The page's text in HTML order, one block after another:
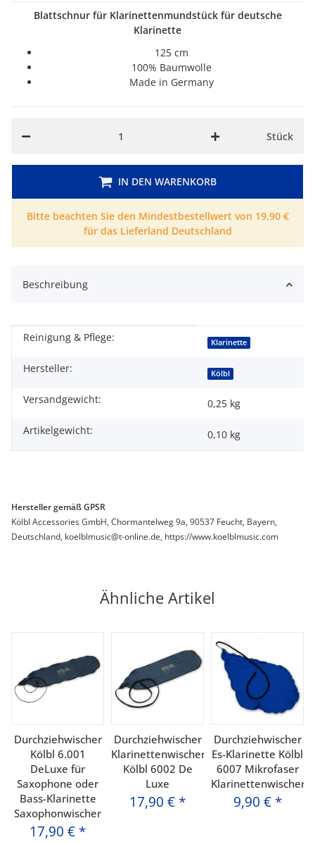
Blattschnur für Klarinettenmundstück für deutsche
Klarinette
125 cm
100% Baumwolle
Made in Germany
Stück
IN DEN WARENKORB
Bitte beachten Sie den Mindestbestellwert von 19,90 €
für das Lieferland Deutschland
Beschreibung
Produkteigenschaft
Wert
Reinigung & Pflege: Klarinette
Hersteller: Kölbl
Versandgewicht:
0,25 kg
Artikelgewicht:
0,10 kg
Hersteller gemäß GPSR
Kölbl Accessories GmbH, Chormantelweg 9a, 90537 Feucht, Bayern,
Deutschland, koelblmusic@t-online.de, https://www.koelblmusic.com
Ähnliche Artikel
Durchziehwischer
Kölbl 6.001
DeLuxe für
Saxophone oder
Bass-Klarinette
Saxophonwischer
17,90 € *
Durchziehwischer
Klarinettenwischer
Kölbl 6002 De
Luxe
17,90 € *
Durchziehwischer
Es-Klarinette Kölbl
6007 Mikrofaser
Klarinettenwischer
9,90 € *